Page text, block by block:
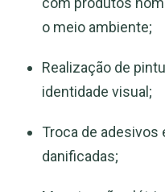
o meio ambiente;
Realização de
identidade visual;
Troca de adesivos
danificadas;